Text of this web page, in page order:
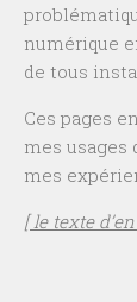
numérique
de tous
Ces pages
mes usages
mes
[ le texte